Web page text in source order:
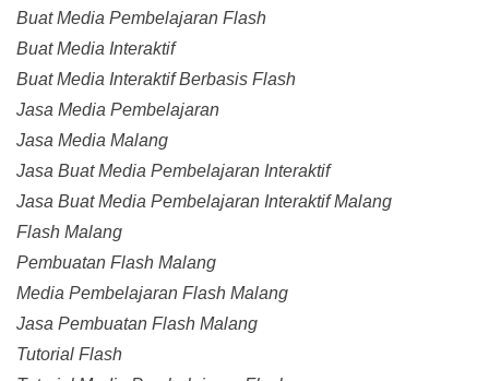
Buat Media Pembelajaran Flash
Buat Media Interaktif
Buat Media Interaktif Berbasis Flash
Jasa Media Pembelajaran
Jasa Media Malang
Jasa Buat Media Pembelajaran Interaktif
Jasa Buat Media Pembelajaran Interaktif Malang
Flash Malang
Pembuatan Flash Malang
Media Pembelajaran Flash Malang
Jasa Pembuatan Flash Malang
Tutorial Flash